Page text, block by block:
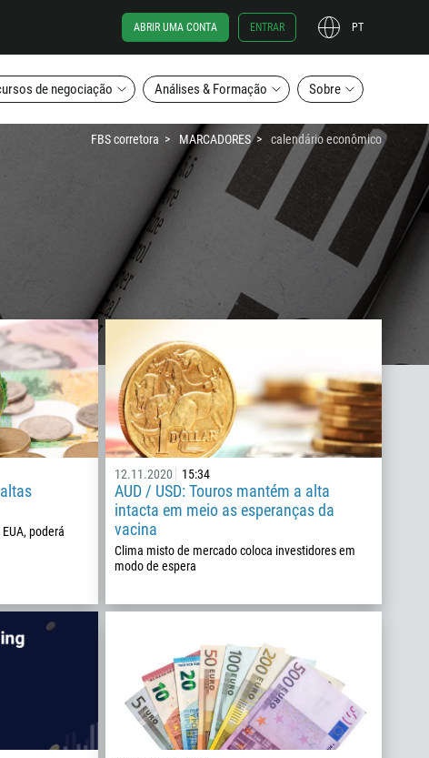
ABRIR UMA CONTA ENTRAR PT
de negociação Análises & Formação Sobre
FBS corretora MARCADORES calendário econômico
poderá
12.11.2020 15:34
AUD / USD: Touros mantém a alta
intacta em meio as esperanças da
vacina
Clima misto de mercado coloca investidores em
modo de espera